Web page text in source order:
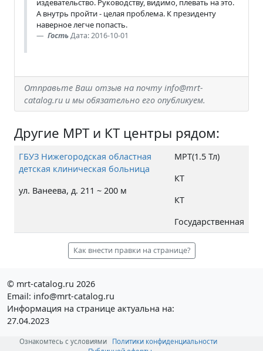
А внутрь пройти - целая проблема. К президенту
наверное легче попасть.
ГостьДата: 2016-10-01
Отправьте Ваш отзыв на почту info@mrt-
catalog.ru и мы обязательно его опубликуем.
Другие МРТ и КТ центры рядом:
ГБУЗ Нижегородская областная
детская клиническая больница
ул. Ванеева, д. 211 ~ 200 м
МРТ(1.5 Тл)
КТ
КТ
Государственная
Как внести правки на странице?
© mrt-catalog.ru 2026
Email: info@mrt-catalog.ru
Информация на странице актуальна на:
27.04.2023
Ознакомтесь с условиями
Политики конфиденциальности